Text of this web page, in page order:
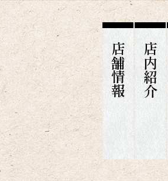
店内紹介
店舗情報